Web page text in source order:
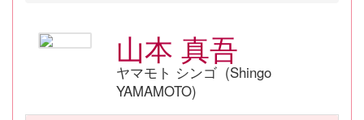
山本 真吾
ヤマモト シンゴ (Shingo
YAMAMOTO)